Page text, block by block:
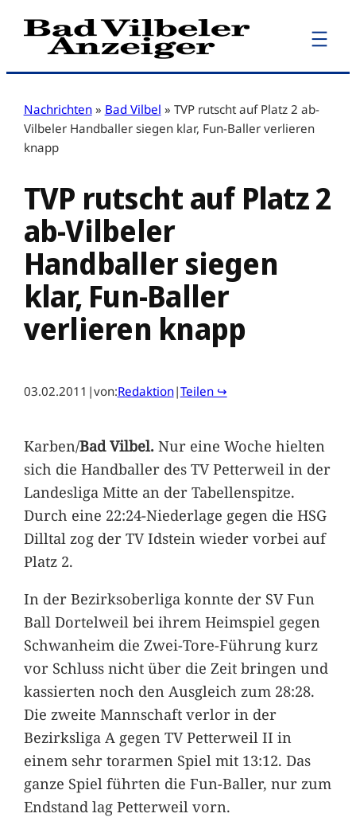
Zum
Inhalt
Nachrichten » Bad Vilbel » TVP rutscht auf Platz 2 ab-
Vilbeler Handballer siegen klar, Fun-Baller verlieren
knapp
TVP rutscht auf Platz 2
ab-Vilbeler
Handballer siegen
klar, Fun-Baller
verlieren knapp
03.02.2011 |von:Redaktion|Teilen ↪
Karben/Bad Vilbel.Nur eine Woche hielten
sich die Handballer des TV Petterweil in der
Landesliga Mitte an der Tabellenspitze.
Durch eine 22:24-Niederlage gegen die HSG
Dilltal zog der TV Idstein wieder vorbei auf
Platz 2.
In der Bezirksoberliga konnte der SV Fun
Ball Dortelweil bei ihrem Heimspiel gegen
Schwanheim die Zwei-Tore-Führung kurz
vor Schluss nicht über die Zeit bringen und
kassierten noch den Ausgleich zum 28:28.
Die zweite Mannschaft verlor in der
Bezirksliga A gegen TV Petterweil II in
einem sehr torarmen Spiel mit 13:12. Das
ganze Spiel führten die Fun-Baller, nur zum
Endstand lag Petterweil vorn.